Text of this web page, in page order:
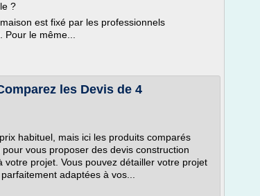
?
est fixé par les professionnels
le même...
les Devis de 4
habituel, mais ici les produits comparés
vous proposer des devis construction
projet. Vous pouvez détailler votre projet
adaptées à vos...